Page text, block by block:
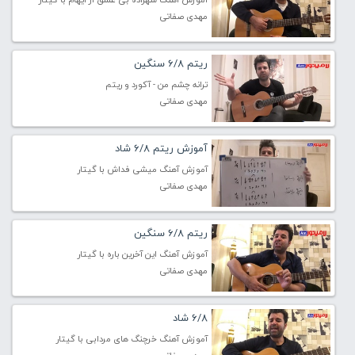
مهدی صفاتی
ریتم 6/8 سنگین
ترانه چشم من - آکورد و ریتم
مهدی صفاتی
آموزش ریتم 6/8 شاد
آموزش آهنگ میشی فداش با گیتار
مهدی صفاتی
ریتم 6/8 سنگین
آموزش آهنگ این آخرین باره با گیتار
مهدی صفاتی
6/8 شاد
آموزش آهنگ خرچنگ های مردابی با گیتار